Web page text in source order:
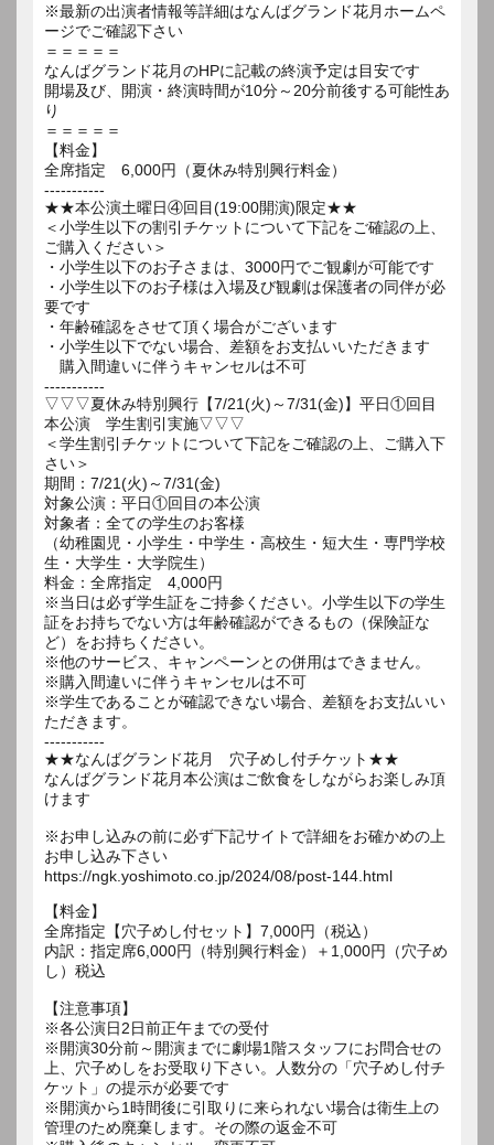
※最新の出演者情報等詳細はなんばグランド花月ホームペ
ージでご確認下さい
＝＝＝＝＝
なんばグランド花月のHPに記載の終演予定は目安です
開場及び、開演・終演時間が10分～20分前後する可能性あ
り
＝＝＝＝＝
【料金】
全席指定 6,000円（夏休み特別興行料金）
-----------
★★本公演土曜日④回目(19:00開演)限定★★
＜小学生以下の割引チケットについて下記をご確認の上、
ご購入ください＞
・小学生以下のお子さまは、3000円でご観劇が可能です
・小学生以下のお子様は入場及び観劇は保護者の同伴が必
要です
・年齢確認をさせて頂く場合がございます
・小学生以下でない場合、差額をお支払いいただきます
購入間違いに伴うキャンセルは不可
-----------
▽▽▽夏休み特別興行【7/21(火)～7/31(金)】平日①回目
本公演 学生割引実施▽▽▽
＜学生割引チケットについて下記をご確認の上、ご購入下
さい＞
期間：7/21(火)～7/31(金)
対象公演：平日①回目の本公演
対象者：全ての学生のお客様
（幼稚園児・小学生・中学生・高校生・短大生・専門学校
生・大学生・大学院生）
料金：全席指定 4,000円
※当日は必ず学生証をご持参ください。小学生以下の学生
証をお持ちでない方は年齢確認ができるもの（保険証な
ど）をお持ちください。
※他のサービス、キャンペーンとの併用はできません。
※購入間違いに伴うキャンセルは不可
※学生であることが確認できない場合、差額をお支払いい
ただきます。
-----------
★★なんばグランド花月 穴子めし付チケット★★
なんばグランド花月本公演はご飲食をしながらお楽しみ頂
けます
※お申し込みの前に必ず下記サイトで詳細をお確かめの上
お申し込み下さい
https://ngk.yoshimoto.co.jp/2024/08/post-144.html
【料金】
全席指定【穴子めし付セット】7,000円（税込）
内訳：指定席6,000円（特別興行料金）＋1,000円（穴子め
し）税込
【注意事項】
※各公演日2日前正午までの受付
※開演30分前～開演までに劇場1階スタッフにお問合せの
上、穴子めしをお受取り下さい。人数分の「穴子めし付チ
ケット」の提示が必要です
※開演から1時間後に引取りに来られない場合は衛生上の
管理のため廃棄します。その際の返金不可